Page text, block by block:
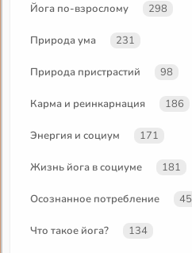
Йога по-взрослому 298
Природа ума 231
Природа пристрастий 98
Карма и реинкарнация 186
Энергия и социум 171
Жизнь йога в социуме 181
Осознанное потребление 45
Что такое йога? 134